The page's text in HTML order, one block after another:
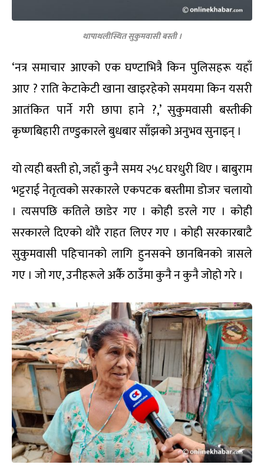
थापाथलीस्थित सुकुमवासी बस्ती ।
‘नत्र समाचार आएको एक घण्टाभित्रै किन पुलिसहरू यहाँ
आए ? राति केटाकेटी खाना खाइरहेको समयमा किन यसरी
आतंकित पार्ने गरी छापा हाने ?,’ सुकुमवासी बस्तीकी
कृष्णबिहारी तण्डुकारले बुधबार साँझको अनुभव सुनाइन् ।
यो त्यही बस्ती हो, जहाँ कुनै समय २५८ घरधुरी थिए । बाबुराम
भट्टराई नेतृत्वको सरकारले एकपटक बस्तीमा डोजर चलायो
। त्यसपछि कतिले छाडेर गए । कोही डरले गए । कोही
सरकारले दिएको थोरै राहत लिएर गए । कोही सरकारबाटै
सुकुमवासी पहिचानको लागि हुनसक्ने छानबिनको त्रासले
गए । जो गए, उनीहरूले अर्कै ठाउँमा कुनै न कुनै जोहो गरे ।